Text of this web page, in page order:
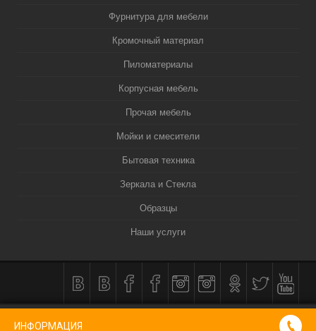
Фурнитура для мебели
Кромочный материал
Пиломатериалы
Корпусная мебель
Прочая мебель
Мойки и смесители
Бытовая техника
Зеркала и Стекла
Образцы
Наши услуги
ИНФОРМАЦИЯ